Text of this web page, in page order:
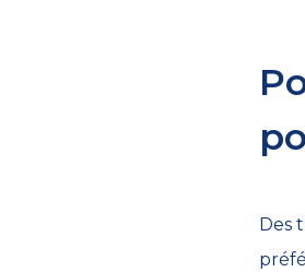
Des